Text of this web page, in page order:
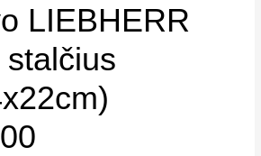
LIEBHERR